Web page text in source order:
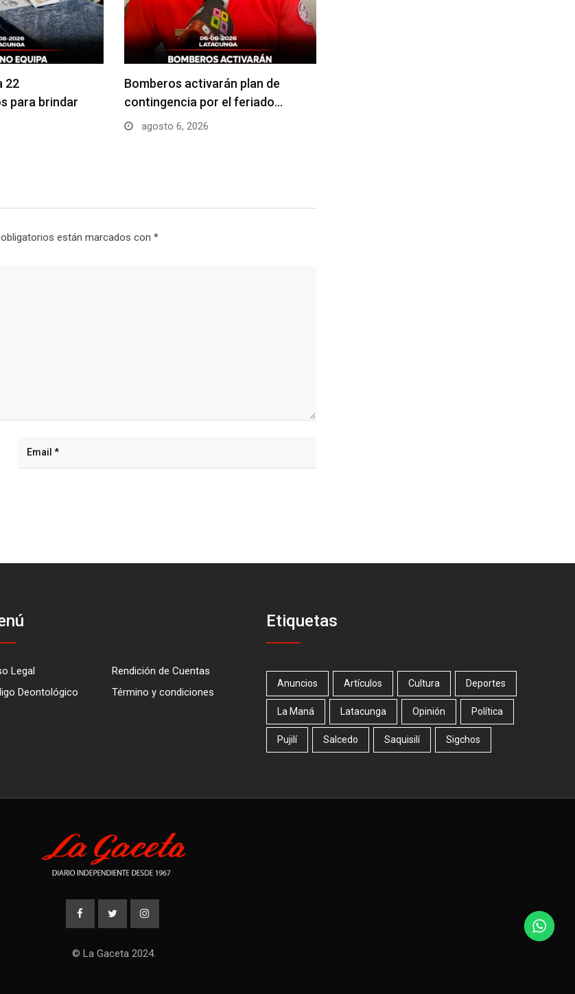
22
para brindar
Bomberos activarán plan de
contingencia por el feriado…
agosto 6, 2026
están marcados con *
Legal
Rendición de Cuentas
Deontológico
Término y condiciones
Etiquetas
Anuncios Artículos Cultura Deportes
La Maná Latacunga Opinión Política
Pujilí Salcedo Saquisilí Sigchos
© La Gaceta 2024.